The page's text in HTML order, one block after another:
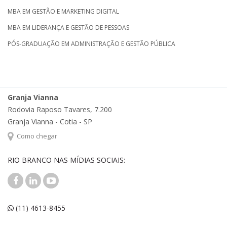
MBA EM GESTÃO E MARKETING DIGITAL
MBA EM LIDERANÇA E GESTÃO DE PESSOAS
PÓS-GRADUAÇÃO EM ADMINISTRAÇÃO E GESTÃO PÚBLICA
Granja Vianna
Rodovia Raposo Tavares, 7.200
Granja Vianna - Cotia - SP
Como chegar
RIO BRANCO NAS MÍDIAS SOCIAIS:
(11) 4613-8455